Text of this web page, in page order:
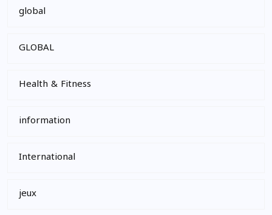
global
GLOBAL
Health & Fitness
information
International
jeux